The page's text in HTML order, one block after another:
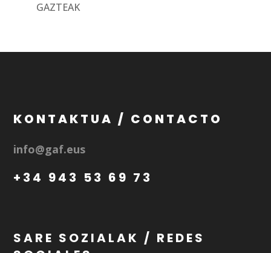
GAZTEAK
KONTAKTUA / CONTACTO
info@gaf.eus
+34 943 53 69 73
SARE SOZIALAK / REDES